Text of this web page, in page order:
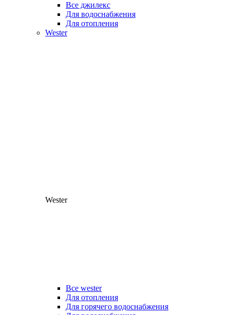
Все джилекс
Для водоснабжения
Для отопления
Wester
Wester
Все wester
Для отопления
Для горячего водоснабжения